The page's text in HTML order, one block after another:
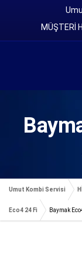
MÜŞTERİ
Umut Kombi Servisi
Eco4 24 Fi Baymak